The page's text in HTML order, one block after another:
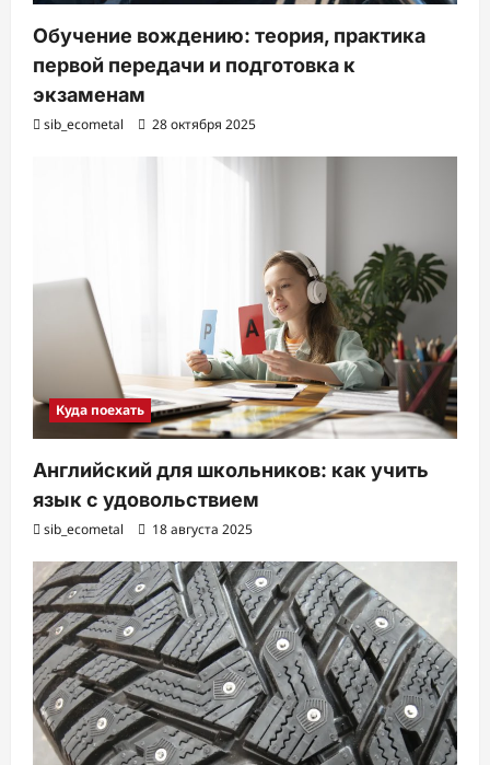
Обучение вождению: теория, практика
первой передачи и подготовка к
экзаменам
sib_ecometal 28 октября 2025
Куда поехать
Английский для школьников: как учить
язык с удовольствием
sib_ecometal 18 августа 2025